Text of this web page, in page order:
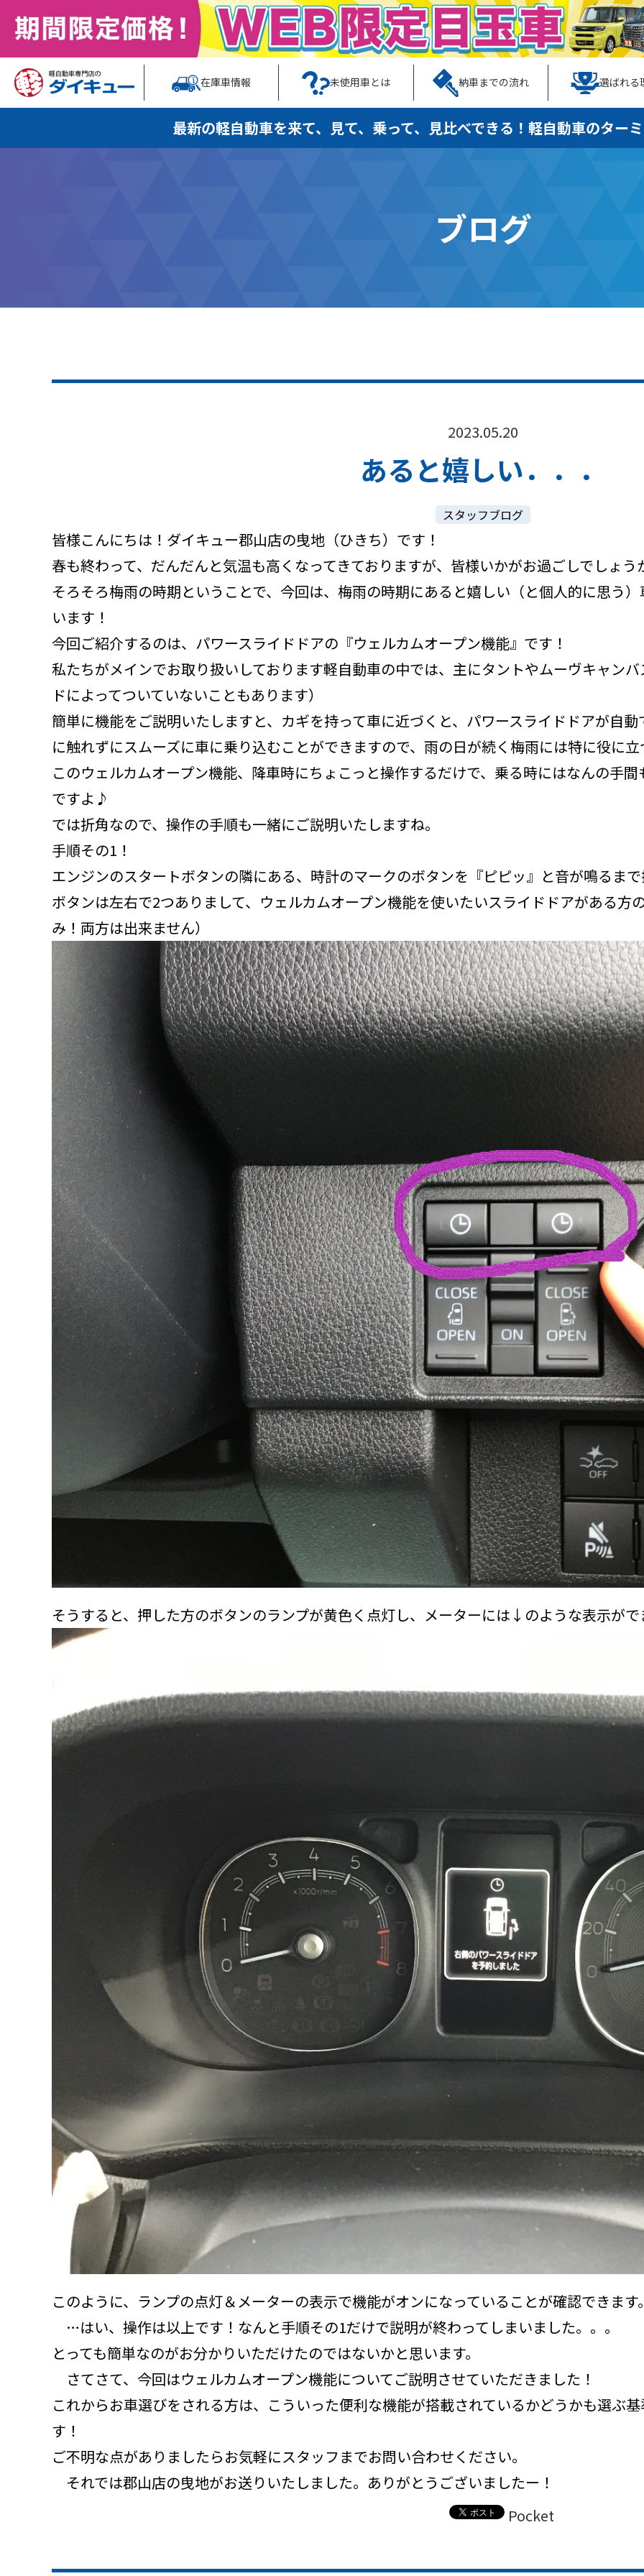
在庫車情報 未使用車とは 納車までの流れ 選ばれる
最新の軽自動車を来て、見て、乗って、見比べできる！ 軽自動車のター
ブログ
2023.05.20
あると嬉しい．．．
スタッフブログ
皆様こんにちは！ダイキュー郡山店の曳地（ひきち）です！
春も終わって、だんだんと気温も高くなってきておりますが、皆様いかがお過ごしでしょう
そろそろ梅雨の時期ということで、今回は、梅雨の時期にあると嬉しい（と個人的に思う
います！
今回ご紹介するのは、パワースライドドアの『ウェルカムオープン機能』です！
私たちがメインでお取り扱いしております軽自動車の中では、主にタントやムーヴキャン
ドによってついていないこともあります）
簡単に機能をご説明いたしますと、カギを持って車に近づくと、パワースライドドアが自
に触れずにスムーズに車に乗り込むことができますので、雨の日が続く梅雨には特に役に
このウェルカムオープン機能、降車時にちょこっと操作するだけで、乗る時にはなんの手
ですよ♪
では折角なので、操作の手順も一緒にご説明いたしますね。
手順その1！
エンジンのスタートボタンの隣にある、時計のマークのボタンを『ピピッ』と音が鳴るま
ボタンは左右で2つありまして、ウェルカムオープン機能を使いたいスライドドアがある
み！両方は出来ません）
そうすると、押した方のボタンのランプが黄色く点灯し、メーターには↓のような表示がで
このように、ランプの点灯＆メーターの表示で機能がオンになっていることが確認できます
…はい、操作は以上です！なんと手順その1だけで説明が終わってしまいました。。。
とっても簡単なのがお分かりいただけたのではないかと思います。
さてさて、今回はウェルカムオープン機能についてご説明させていただきました！
これからお車選びをされる方は、こういった便利な機能が搭載されているかどうかも選ぶ
す！
ご不明な点がありましたらお気軽にスタッフまでお問い合わせください。
それでは郡山店の曳地がお送りいたしました。ありがとうございましたー！
Pocket